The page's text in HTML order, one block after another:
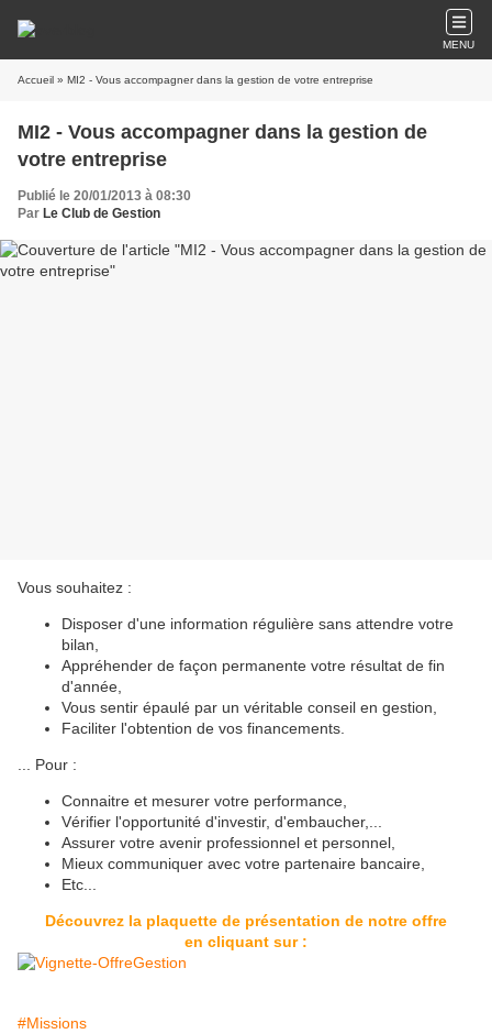
MENU
Accueil » MI2 - Vous accompagner dans la gestion de votre entreprise
MI2 - Vous accompagner dans la gestion de
votre entreprise
Publié le 20/01/2013 à 08:30
Par Le Club de Gestion
Vous souhaitez :
Disposer d'une information régulière sans attendre votre
bilan,
Appréhender de façon permanente votre résultat de fin
d'année,
Vous sentir épaulé par un véritable conseil en gestion,
Faciliter l'obtention de vos financements.
... Pour :
Connaitre et mesurer votre performance,
Vérifier l'opportunité d'investir, d'embaucher,...
Assurer votre avenir professionnel et personnel,
Mieux communiquer avec votre partenaire bancaire,
Etc...
Découvrez la plaquette de présentation de notre offre
en cliquant sur :
#Missions